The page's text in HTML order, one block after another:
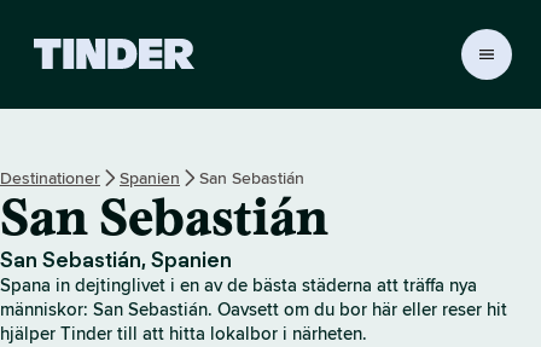
r
s
s
t
a
r
t
Destinationer Spanien San Sebastián
San Sebastián
San Sebastián, Spanien
Spana in dejtinglivet i en av de bästa städerna att träffa nya
människor: San Sebastián. Oavsett om du bor här eller reser hit
hjälper Tinder till att hitta lokalbor i närheten.